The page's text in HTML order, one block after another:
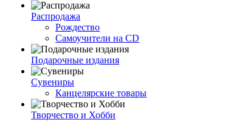
Распродажа
Рождество
Самоучители на CD
Подарочные издания
Сувениры
Канцелярские товары
Творчество и Хобби